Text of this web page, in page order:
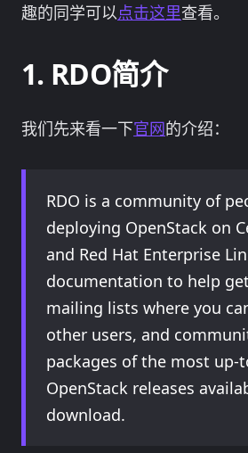
趣的同学可以点击这里查看。
RDO简介
我们先来看一下官网的介绍：
RDO is a community of
deploying OpenStack on
and Red Hat Enterprise
documentation to help
mailing lists where you
other users, and
packages of the most up-
OpenStack releases
download.